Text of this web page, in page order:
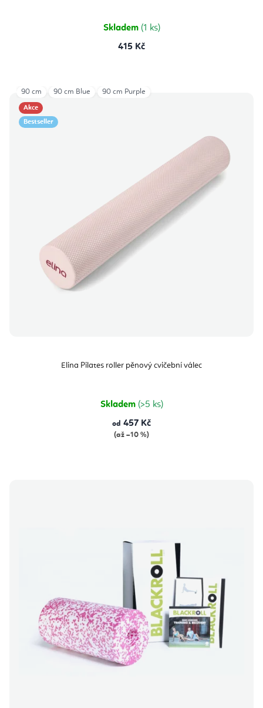
Skladem (1 ks)
415 Kč
Akce
Bestseller
Elina Pilates roller pěnový cvičební válec
Skladem (>5 ks)
od 457 Kč
(až –10 %)
90 cm 90 cm Blue 90 cm Purple